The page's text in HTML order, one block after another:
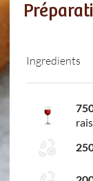
Ingredients